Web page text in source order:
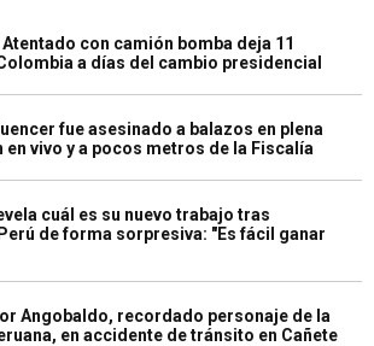
Atentado con camión bomba deja 11
a días del cambio presidencial
fue asesinado a balazos en plena
vivo y a pocos metros de la Fiscalía
cuál es su nuevo trabajo tras
de forma sorpresiva: "Es fácil ganar
Angobaldo, recordado personaje de la
en accidente de tránsito en Cañete